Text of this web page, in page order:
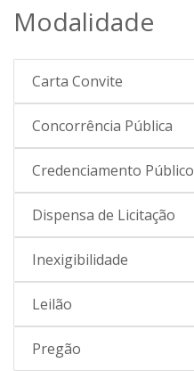
Modalidade
Carta Convite
Concorrência Pública
Credenciamento Público
Dispensa de Licitação
Inexigibilidade
Leilão
Pregão